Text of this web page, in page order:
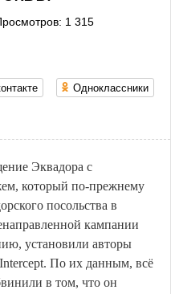
1 315
Одноклассники
Эквадора с
который по-прежнему
посольства в
кампании
установили авторы
По их данным, всё
в том, что он